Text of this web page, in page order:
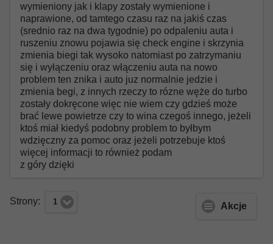
wymieniony jak i klapy zostały wymienione i
naprawione, od tamtego czasu raz na jakiś czas
(srednio raz na dwa tygodnie) po odpaleniu auta i
ruszeniu znowu pojawia się check engine i skrzynia
zmienia biegi tak wysoko natomiast po zatrzymaniu
się i wyłączeniu oraz włączeniu auta na nowo
problem ten znika i auto juz normalnie jedzie i
zmienia begi, z innych rzeczy to rózne węże do turbo
zostały dokręcone więc nie wiem czy gdzieś może
brać lewe powietrze czy to wina czegoś innego, jeżeli
ktoś miał kiedyś podobny problem to byłbym
wdzięczny za pomoc oraz jeżeli potrzebuje ktoś
więcej informacji to również podam
z góry dzięki
Strony: 1 Akcje